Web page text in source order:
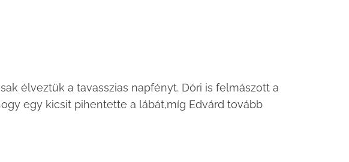
élveztük a tavasszias napfényt. Dóri is felmászott a
egy kicsit pihentette a lábát,míg Edvárd tovább